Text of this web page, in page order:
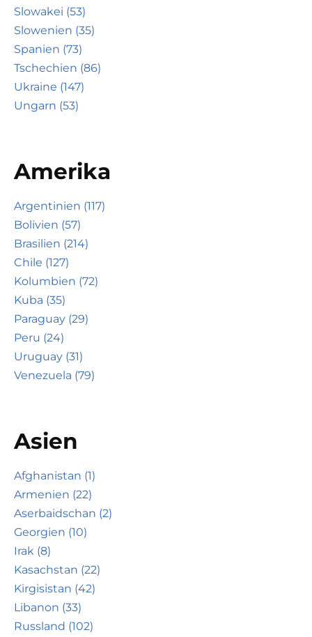
Slowakei (53)
Slowenien (35)
Spanien (73)
Tschechien (86)
Ukraine (147)
Ungarn (53)
Amerika
Argentinien (117)
Bolivien (57)
Brasilien (214)
Chile (127)
Kolumbien (72)
Kuba (35)
Paraguay (29)
Peru (24)
Uruguay (31)
Venezuela (79)
Asien
Afghanistan (1)
Armenien (22)
Aserbaidschan (2)
Georgien (10)
Irak (8)
Kasachstan (22)
Kirgisistan (42)
Libanon (33)
Russland (102)